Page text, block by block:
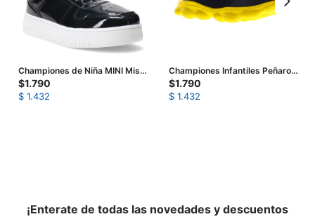
Championes de Niña MINI Miss
Carol ELGIN metalizado -
Negro
$1.790
$ 1.432
Championes Infantiles Peñarol
Bubbles Kids - Negro -
Amarillo
$1.790
$ 1.432
¡Enterate de todas las novedades y descuentos